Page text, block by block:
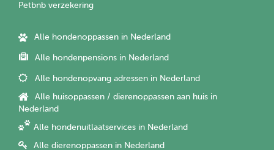
Petbnb verzekering
Alle hondenoppassen in Nederland
Alle hondenpensions in Nederland
Alle hondenopvang adressen in Nederland
Alle huisoppassen / dierenoppassen aan huis in
Nederland
Alle hondenuitlaatservices in Nederland
Alle dierenoppassen in Nederland